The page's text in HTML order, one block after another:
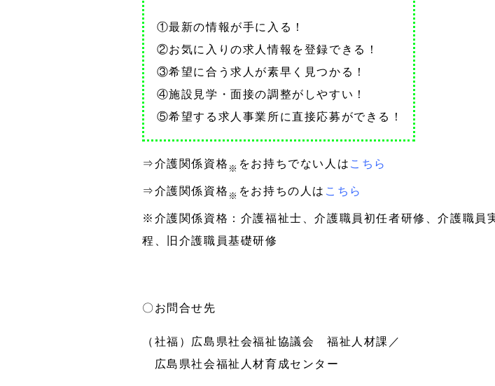
①最新の情報が手に入る！
②お気に入りの求人情報を登録できる！
③希望に合う求人が素早く見つかる！
④施設見学・面接の調整がしやすい！
⑤希望する求人事業所に直接応募ができる！
⇒介護関係資格 ※ をお持ちでない人は こちら
⇒介護関係資格 ※ をお持ちの人は こちら
※介護関係資格：介護福祉士、介護職員初任者研修、介護職員
程、旧介護職員基礎研修
〇お問合せ先
（社福）広島県社会福祉協議会 福祉人材課／
広島県社会福祉人材育成センター